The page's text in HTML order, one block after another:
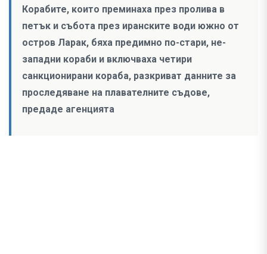
Корабите, които преминаха през пролива в
петък и събота през иранските води южно от
остров Ларак, бяха предимно по-стари, не-
западни кораби и включваха четири
санкционирани кораба, разкриват данните за
проследяване на плавателните съдове,
предаде агенцията